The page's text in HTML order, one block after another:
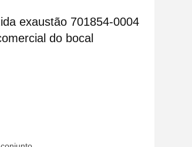
exaustão 701854-0004
do bocal